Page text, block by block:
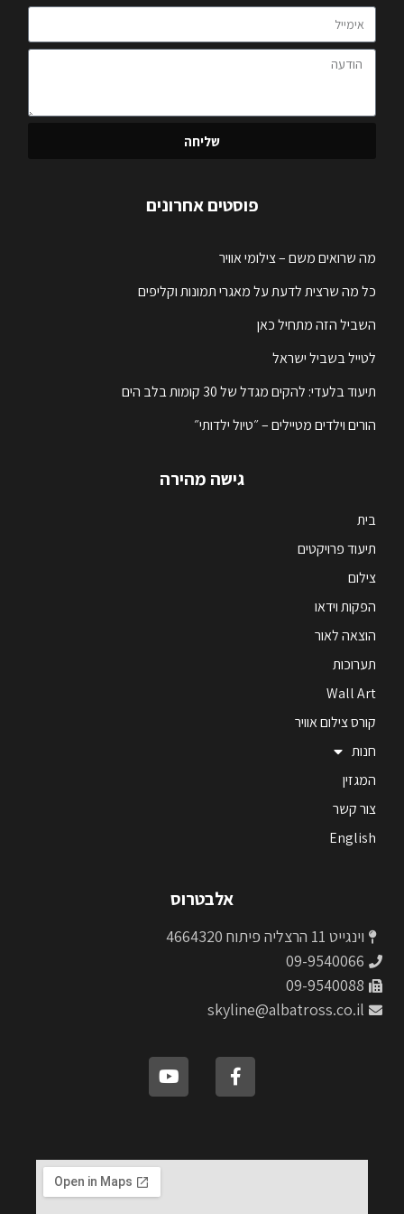
שליחה
פוסטים אחרונים
מה שרואים משם – צילומי אוויר
כל מה שרצית לדעת על מאגרי תמונות וקליפים
השביל הזה מתחיל כאן
לטייל בשביל ישראל
תיעוד בלעדי: להקים מגדל של 30 קומות בלב הים
הורים וילדים מטיילים – ״טיול ילדותי״
גישה מהירה
בית
תיעוד פרויקטים
צילום
הפקות וידאו
הוצאה לאור
תערוכות
Wall Art
קורס צילום אוויר
חנות
המגזין
צור קשר
English
אלבטרוס
וינגייט 11 הרצליה פיתוח 4664320
09-9540066
09-9540088
skyline@albatross.co.il